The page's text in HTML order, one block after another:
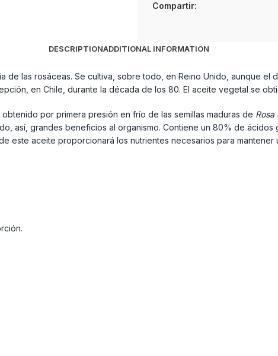
Compartir:
DESCRIPTIONADDITIONAL INFORMATION
de las rosáceas. Se cultiva, sobre todo, en Reino Unido, aunque
en Chile, durante la década de los 80. El aceite vegetal se
por primera presión en frío de las semillas maduras de Rosa
así, grandes beneficios al organismo. Contiene un 80% de ácidos
este aceite proporcionará los nutrientes necesarios para mantener